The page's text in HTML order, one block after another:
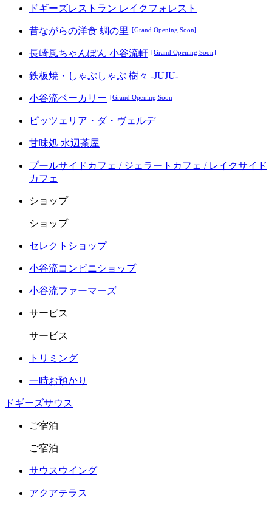
ドギーズレストラン レイクフォレスト
昔ながらの洋食 蜩の里 [Grand Opening Soon]
長崎風ちゃんぽん 小谷流軒 [Grand Opening Soon]
鉄板焼・しゃぶしゃぶ 樹々 -JUJU-
小谷流ベーカリー [Grand Opening Soon]
ピッツェリア・ダ・ヴェルデ
甘味処 水辺茶屋
プールサイドカフェ / ジェラートカフェ / レイクサイド
カフェ
ショップ
ショップ
セレクトショップ
小谷流コンビニショップ
小谷流ファーマーズ
サービス
サービス
トリミング
一時お預かり
ドギーズサウス
ご宿泊
ご宿泊
サウスウイング
アクアテラス